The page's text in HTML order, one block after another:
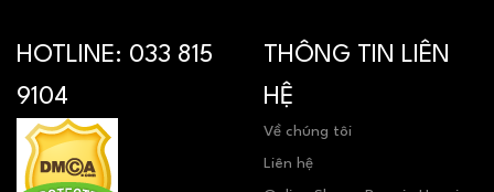
HOTLINE: 033 815
9104
THÔNG TIN LIÊN
HỆ
Về chúng tôi
Liên hệ